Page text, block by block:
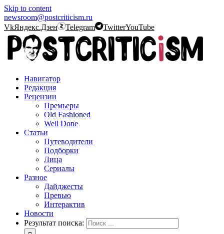
Skip to content
newsroom@postcriticism.ru
VkЯндекс.Дзен Telegram TwitterYouTube
Навигатор
Редакция
Рецензии
Премьеры
Old Fashioned
Well Done
Статьи
Путеводители
Подборки
Лица
Сериалы
Разное
Дайджесты
Превью
Интерактив
Новости
Результат поиска: